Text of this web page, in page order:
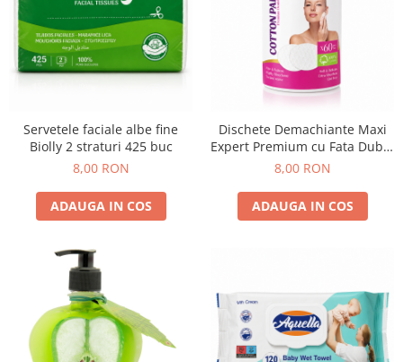
Servetele faciale albe fine
Biolly 2 straturi 425 buc
8,00 RON
ADAUGA IN COS
Dischete Demachiante Maxi
Expert Premium cu Fata Dubla
100% Bumbac Luxia 60 buc
8,00 RON
ADAUGA IN COS